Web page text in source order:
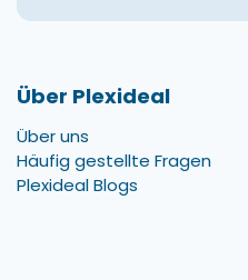
Über Plexideal
Über uns
Häufig gestellte Fragen
Plexideal Blogs